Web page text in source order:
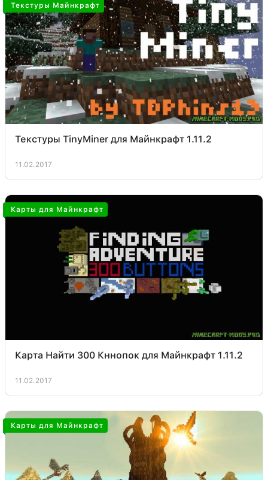
Текстуры Майнкрафт
Текстуры TinyMiner для Майнкрафт 1.11.2
11.02.2017
Карты для Майнкрафт
Карта Найти 300 Кннопок для Майнкрафт 1.11.2
11.02.2017
Карты для Майнкрафт